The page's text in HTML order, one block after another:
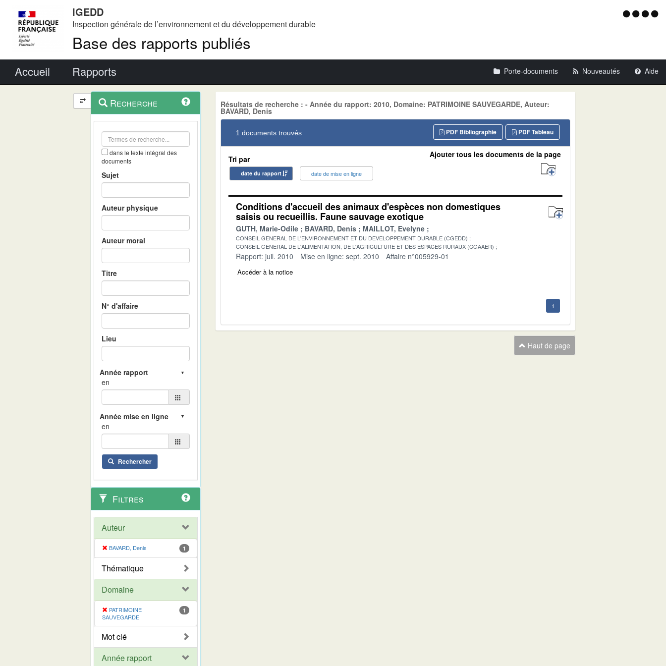
IGEDD
Inspection générale de l’environnement et du développement durable
Base des rapports publiés
Menu
Accueil Rapports Porte-documents Nouveautés Aide
Navigation
et
outils
contextuel
Recherche
dans le texte intégral des
documents
Sujet
Auteur physique
Auteur moral
Titre
N° d'affaire
Lieu
en
en
Rechercher
Filtres
Auteur
BAVARD, Denis 1
Thématique
Domaine
PATRIMOINE
SAUVEGARDE
1
Mot clé
Année rapport
Résultats de recherche : - Année du rapport: 2010, Domaine: PATRIMOINE SAUVEGARDE, Auteur:
BAVARD, Denis
1 documents trouvés PDF Tableau
PDF Bibliographie
Tri par
date du rapport date de mise en ligne
Ajouter tous les documents de la page
Conditions d'accueil des animaux d'espèces non domestiques
saisis ou recueillis. Faune sauvage exotique
GUTH, Marie-Odile BAVARD, Denis MAILLOT, Evelyne
CONSEIL GENERAL DE L'ENVIRONNEMENT ET DU DEVELOPPEMENT DURABLE (CGEDD)
CONSEIL GENERAL DE L'ALIMENTATION, DE L'AGRICULTURE ET DES ESPACES RURAUX (CGAAER)
Rapport: juil. 2010 Mise en ligne: sept. 2010 Affaire n°005929-01
Accéder à la notice
1
Haut de page